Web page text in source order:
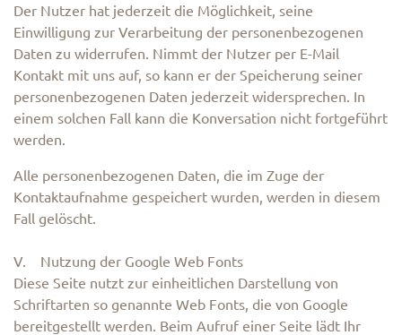
Der Nutzer hat jederzeit die Möglichkeit, seine
Einwilligung zur Verarbeitung der personenbezogenen
Daten zu widerrufen. Nimmt der Nutzer per E-Mail
Kontakt mit uns auf, so kann er der Speicherung seiner
personenbezogenen Daten jederzeit widersprechen. In
einem solchen Fall kann die Konversation nicht fortgeführt
werden.
Alle personenbezogenen Daten, die im Zuge der
Kontaktaufnahme gespeichert wurden, werden in diesem
Fall gelöscht.
V. Nutzung der Google Web Fonts
Diese Seite nutzt zur einheitlichen Darstellung von
Schriftarten so genannte Web Fonts, die von Google
bereitgestellt werden. Beim Aufruf einer Seite lädt Ihr